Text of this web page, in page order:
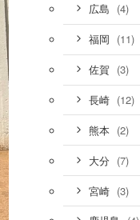
広島 (4)
福岡 (11)
佐賀 (3)
長崎 (12)
熊本 (2)
大分 (7)
宮崎 (3)